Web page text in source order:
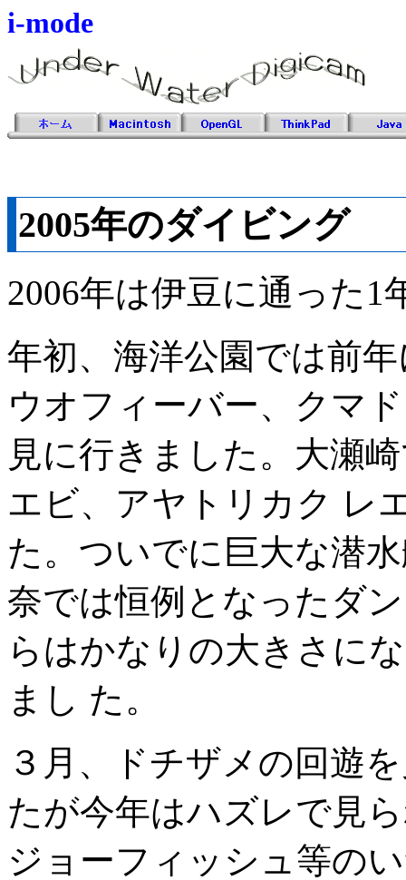
i-mode
2005年のダイビング
2006年は伊豆に通った1
年初、海洋公園では前
ウオフィーバー、クマ
見に行きました。大瀬
エビ、アヤトリカク レ
た。ついでに巨大な潜
奈では恒例となったダ
らはかなりの大きさに
まし た。
３月、ドチザメの回遊
たが今年はハズレで見
ジョーフィッシュ等の